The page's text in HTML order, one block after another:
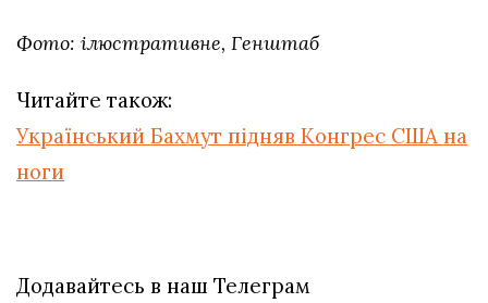
Фото: ілюстративне, Генштаб
Читайте також:
Український Бахмут підняв Конгрес США на
ноги
Додавайтесь в наш Телеграм